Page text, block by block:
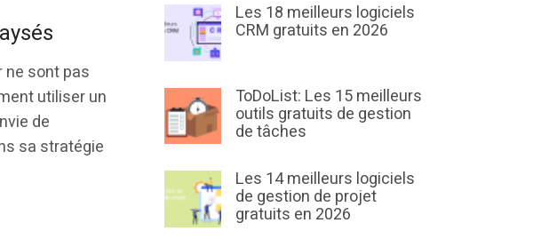
ne sont pas
utiliser un
de
sa stratégie
Les 18 meilleurs logiciels
CRM gratuits en 2026
ToDoList: Les 15 meilleurs
outils gratuits de gestion
de tâches
Les 14 meilleurs logiciels
de gestion de projet
gratuits en 2026